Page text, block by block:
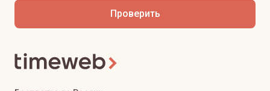
Проверить